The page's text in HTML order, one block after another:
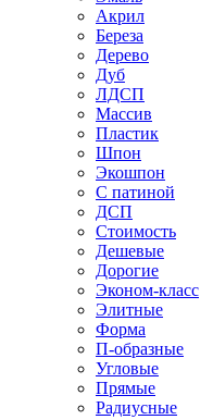
Акрил
Береза
Дерево
Дуб
ЛДСП
Массив
Пластик
Шпон
Экошпон
С патиной
ДСП
Стоимость
Дешевые
Дорогие
Эконом-класс
Элитные
Форма
П-образные
Угловые
Прямые
Радиусные